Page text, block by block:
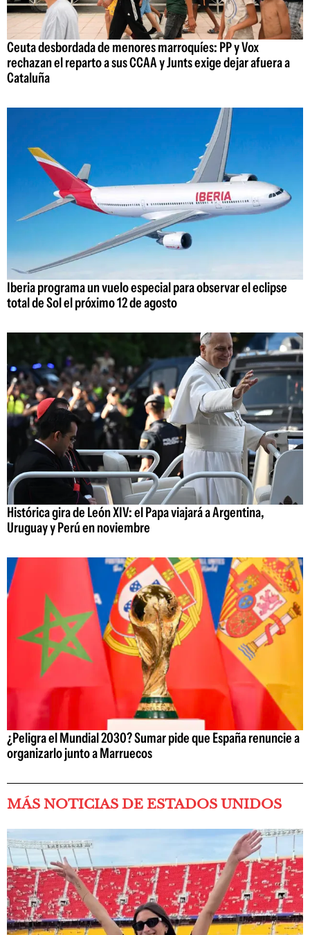
Ceuta desbordada de menores marroquíes: PP y Vox
rechazan el reparto a sus CCAA y Junts exige dejar afuera a
Cataluña
Iberia programa un vuelo especial para observar el eclipse
total de Sol el próximo 12 de agosto
Histórica gira de León XIV: el Papa viajará a Argentina,
Uruguay y Perú en noviembre
¿Peligra el Mundial 2030? Sumar pide que España renuncie a
organizarlo junto a Marruecos
MÁS NOTICIAS DE ESTADOS UNIDOS